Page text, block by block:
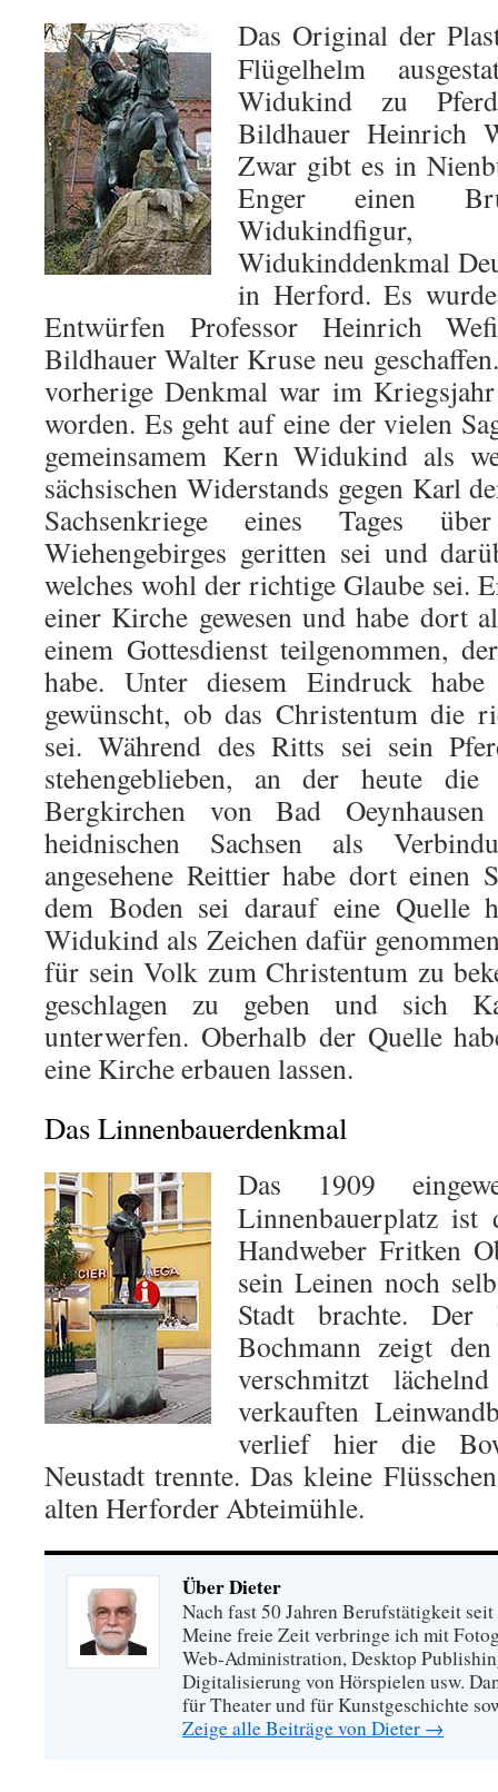
Das Original der
Flügelhelm
Widukind zu
Bildhauer Heinrich
Zwar gibt es in
Enger einen
Widukinddenkmal
in Herford. Es
Entwürfen Professor Heinrich
Bildhauer Walter Kruse neu
vorherige Denkmal war im
worden. Es geht auf eine der vielen
gemeinsamem Kern Widukind als
sächsischen Widerstands gegen Karl
Sachsenkriege eines Tages
Wiehengebirges geritten sei und
welches wohl der richtige Glaube sei.
einer Kirche gewesen und habe dort
einem Gottesdienst teilgenommen,
habe. Unter diesem Eindruck
gewünscht, ob das Christentum die
sei. Während des Ritts sei sein
stehengeblieben, an der heute
Bergkirchen von Bad
heidnischen Sachsen als
angesehene Reittier habe dort einen
dem Boden sei darauf eine Quelle
Widukind als Zeichen dafür
für sein Volk zum Christentum zu
geschlagen zu geben und sich
unterwerfen. Oberhalb der Quelle
eine Kirche erbauen lassen.
Das Linnenbauerdenkmal
Das 1909
Linnenbauerplatz ist
Handweber Fritken
sein Leinen noch
Stadt brachte. Der
Bochmann zeigt
verschmitzt
verkauften
verlief hier die
Neustadt trennte. Das kleine
alten Herforder Abteimühle.
Über Dieter
Nach fast 50 Jahren Berufstätigkeit
Meine freie Zeit verbringe ich mit
Web-Administration, Desktop
Digitalisierung von Hörspielen usw.
für Theater und für Kunstgeschichte
Zeige alle Beiträge von Dieter →